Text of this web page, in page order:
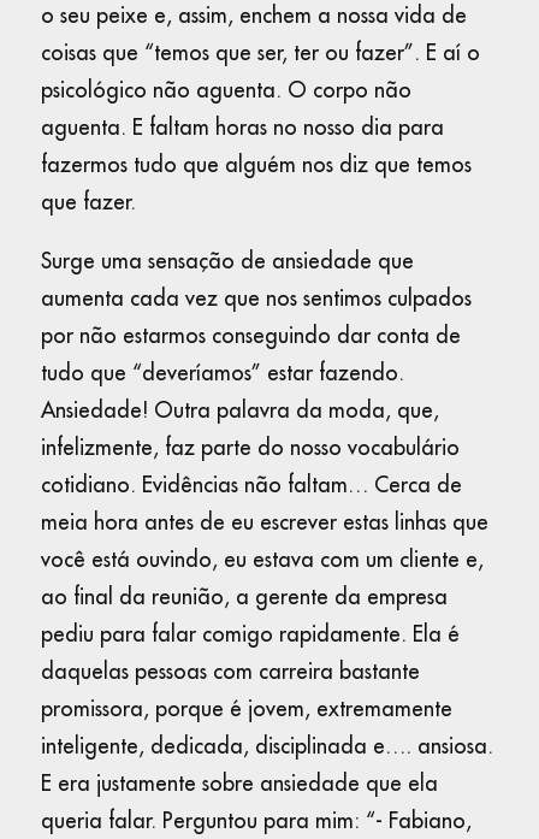
o seu peixe e, assim, enchem a nossa vida de
coisas que “temos que ser, ter ou fazer”. E aí o
psicológico não aguenta. O corpo não
aguenta. E faltam horas no nosso dia para
fazermos tudo que alguém nos diz que temos
que fazer.
Surge uma sensação de ansiedade que
aumenta cada vez que nos sentimos culpados
por não estarmos conseguindo dar conta de
tudo que “deveríamos” estar fazendo.
Ansiedade! Outra palavra da moda, que,
infelizmente, faz parte do nosso vocabulário
cotidiano. Evidências não faltam… Cerca de
meia hora antes de eu escrever estas linhas que
você está ouvindo, eu estava com um cliente e,
ao final da reunião, a gerente da empresa
pediu para falar comigo rapidamente. Ela é
daquelas pessoas com carreira bastante
promissora, porque é jovem, extremamente
inteligente, dedicada, disciplinada e…. ansiosa.
E era justamente sobre ansiedade que ela
queria falar. Perguntou para mim: “- Fabiano,